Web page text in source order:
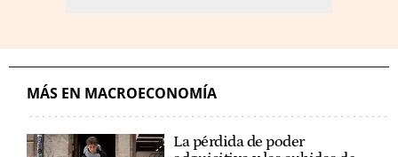
MÁS EN MACROECONOMÍA
La pérdida de poder